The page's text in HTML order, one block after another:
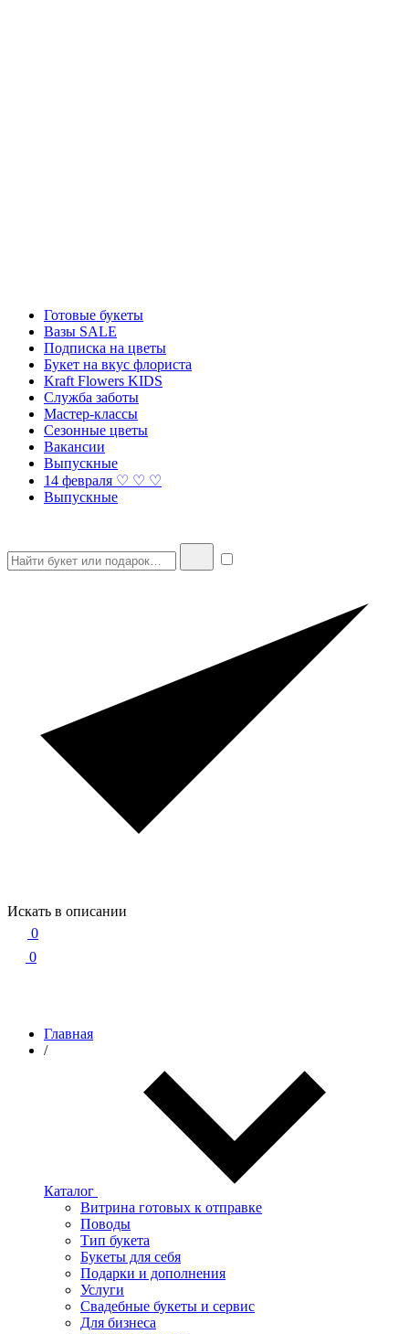
Готовые букеты
Вазы SALE
Подписка на цветы
Букет на вкус флориста
Kraft Flowers KIDS
Служба заботы
Мастер-классы
Сезонные цветы
Вакансии
Выпускные
14 февраля ♡ ♡ ♡
Выпускные
Искать в описании
0
0
Главная
/
Каталог
Витрина готовых к отправке
Поводы
Тип букета
Букеты для себя
Подарки и дополнения
Услуги
Свадебные букеты и сервис
Для бизнеса